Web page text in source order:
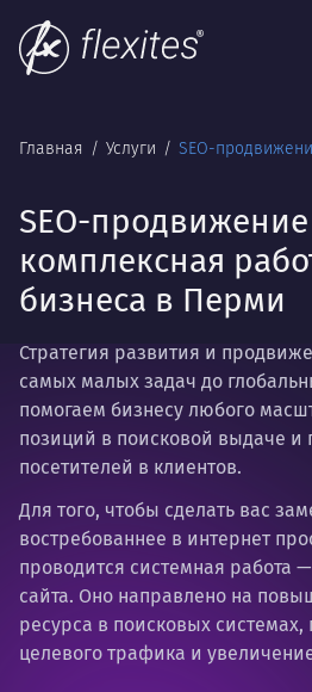
Главная Услуги SEO-
SEO-продвижение
комплексная
бизнеса в Перми
Стратегия развития и
самых малых задач до
помогаем бизнесу любого
позиций в поисковой выдаче и
посетителей в клиентов.
Для того, чтобы сделать вас
востребованнее в интернет
проводится системная работа —
сайта. Оно направлено на
ресурса в поисковых
целевого трафика и